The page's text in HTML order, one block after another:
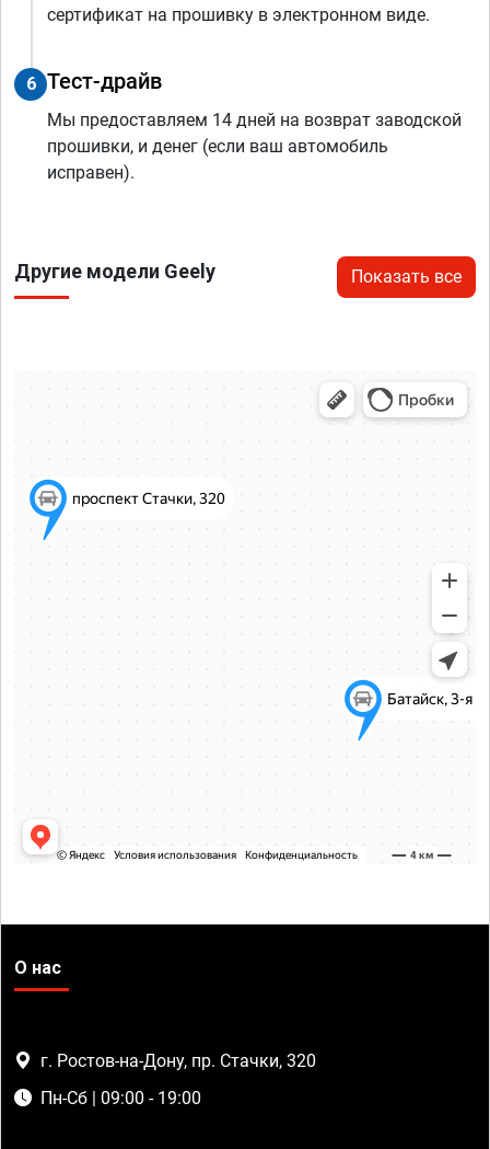
сертификат на прошивку в электронном виде.
6 Тест-драйв
Мы предоставляем 14 дней на возврат заводской
прошивки, и денег (если ваш автомобиль
исправен).
Другие модели Geely Показать все
О нас
г. Ростов-на-Дону, пр. Стачки, 320
Пн-Сб | 09:00 - 19:00